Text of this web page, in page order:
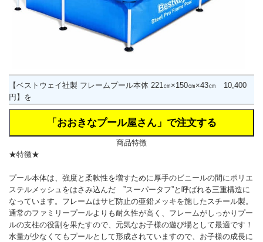
【ベストウェイ社製 フレームプール本体 221㎝×150㎝×43㎝ 10,400
円】を
商品特徴
★特徴★
プール本体は、強度と柔軟性を増すために厚手のビニールの間にポリエ
ステルメッシュをはさみ込んだ ”スーパータフ”と呼ばれる三重構造に
なっています。フレームはサビ防止の亜鉛メッキを施したスチール製。
通常のファミリープールよりも耐久性が高く、フレームがしっかりプー
ルの支柱の役割を果たすので、元気なお子様の遊び場として最適です！
水量が少なくてもプールとして形成されていますので、お子様の成長に